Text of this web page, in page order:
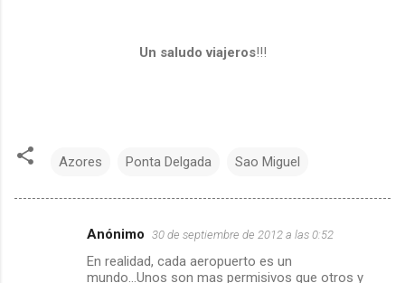
Un saludo viajeros!!!
Azores Ponta Delgada Sao Miguel
Anónimo 30 de septiembre de 2012 a las 0:52
En realidad, cada aeropuerto es un
mundo...Unos son mas permisivos que otros y